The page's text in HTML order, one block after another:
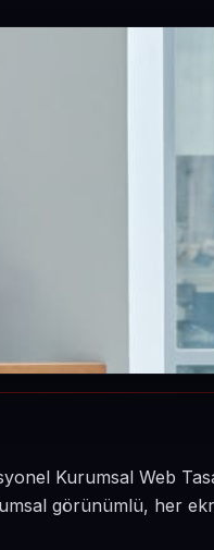
Kurumsal Web
görünümlü, her